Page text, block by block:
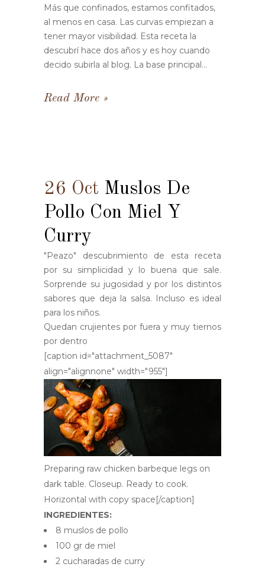
Más que confinados, estamos confitados,
al menos en casa. Las curvas empiezan a
tener mayor visibilidad. Esta receta la
descubrí hace dos años y es hoy cuando
decido subirla al blog. La base principal...
Read More
26 Oct Muslos De
Pollo Con Miel Y
Curry
"Peazo" descubrimiento de esta receta
por su simplicidad y lo buena que sale.
Sorprende su jugosidad y por los distintos
sabores que deja la salsa. Incluso es ideal
para los niños.
Quedan crujientes por fuera y muy tiernos
por dentro
[caption id="attachment_5087"
align="alignnone" width="955"]
Preparing raw chicken barbeque legs on
dark table. Closeup. Ready to cook.
Horizontal with copy space[/caption]
INGREDIENTES:
8 muslos de pollo
100 gr de miel
2 cucharadas de curry